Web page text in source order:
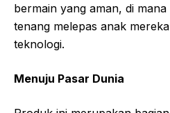
bermain yang aman, di
tenang melepas anak
teknologi.
Menuju Pasar Dunia